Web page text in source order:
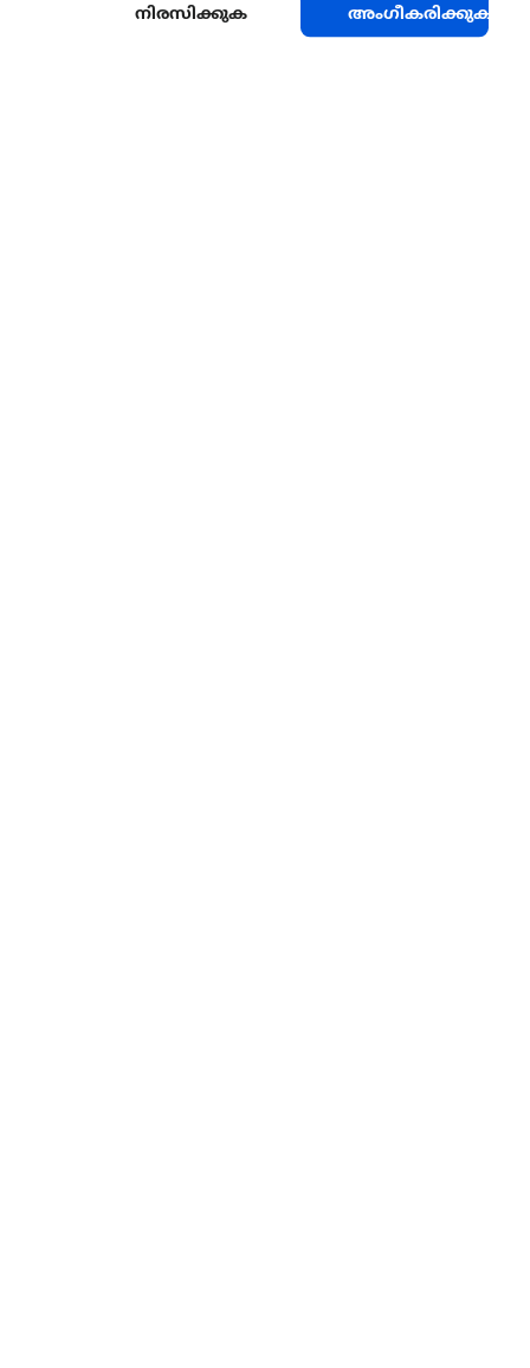
നിരസിക്കുക അംഗീകരിക്കുക